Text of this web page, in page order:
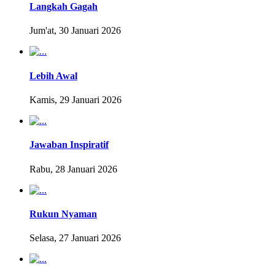
Langkah Gagah
Jum'at, 30 Januari 2026
Lebih Awal
Kamis, 29 Januari 2026
Jawaban Inspiratif
Rabu, 28 Januari 2026
Rukun Nyaman
Selasa, 27 Januari 2026